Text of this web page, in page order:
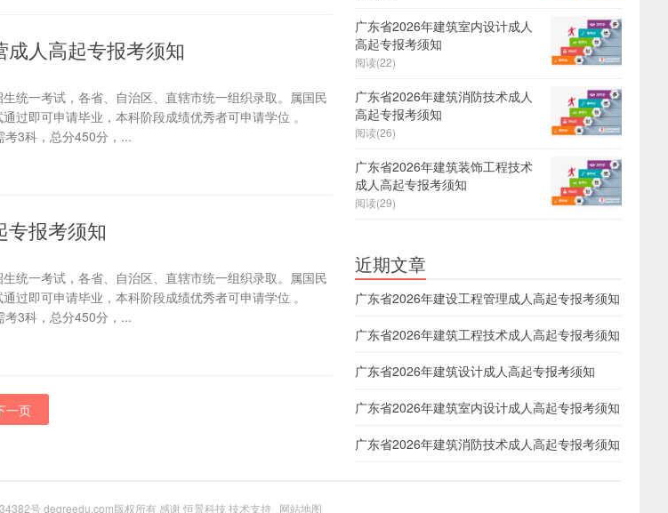
人高起专报考须知
统一考试，各省、自治区、直辖市统一组织录取。属国民
过即可申请毕业，本科阶段成绩优秀者可申请学位 。
3科，总分450分，...
专报考须知
统一考试，各省、自治区、直辖市统一组织录取。属国民
过即可申请毕业，本科阶段成绩优秀者可申请学位 。
3科，总分450分，...
一页
广东省2026年建筑室内设计成人
高起专报考须知
阅读(22)
广东省2026年建筑消防技术成人
高起专报考须知
阅读(26)
广东省2026年建筑装饰工程技术
成人高起专报考须知
阅读(29)
近期文章
广东省2026年建设工程管理成人高起专报考须知
广东省2026年建筑工程技术成人高起专报考须知
广东省2026年建筑设计成人高起专报考须知
广东省2026年建筑室内设计成人高起专报考须知
广东省2026年建筑消防技术成人高起专报考须知
号degreedu.com版权所有 感谢恒景科技 技术支持 网站地图